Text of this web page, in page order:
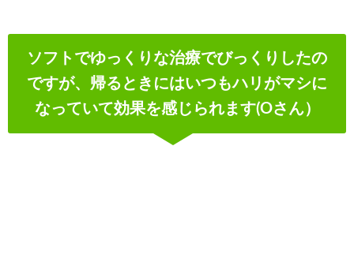
ソフトでゆっくりな治療でびっくりしたの
ですが、帰るときにはいつもハリがマシに
なっていて効果を感じられます(Oさん）